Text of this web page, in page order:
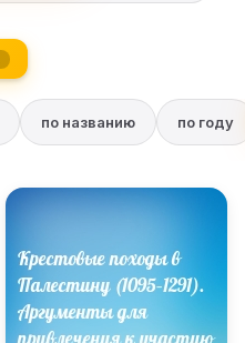
по названию по году